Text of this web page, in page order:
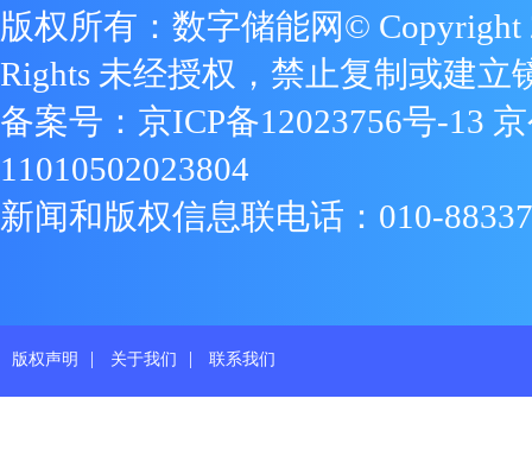
版权所有：数字储能网© Copyright
Rights 未经授权，禁止复制或建立
备案号： 京ICP备12023756号-13
11010502023804
新闻和版权信息联电话：010-
版权声明 | 关于我们 | 联系我们